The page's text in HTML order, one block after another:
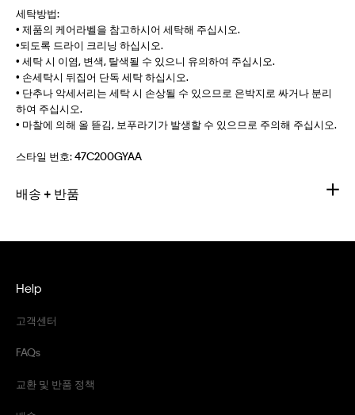
세탁방법:
• 제품의 케어라벨을 참고하시어 세탁해 주십시오.
•되도록 드라이 크리닝 하십시오.
• 세탁 시 이염, 변색, 탈색될 수 있으니 유의하여 주십시오.
• 손세탁시 뒤집어 단독 세탁 하십시오.
• 단추나 악세서리는 세탁 시 손상될 수 있으므로 은박지로 싸거나 분리
하여 주십시오.
• 마찰에 의해 올 뜯김, 보푸라기가 발생할 수 있으므로 주의해 주십시오.
스타일 번호:47C200GYAA
배송 + 반품
Help
고객센터
FAQs
교환 및 반품 정책